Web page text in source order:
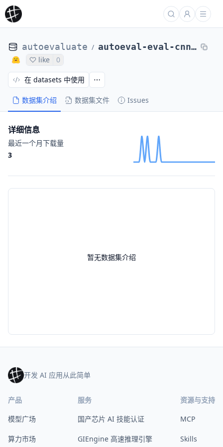
autoevaluate / autoeval-eval-cnn_dailymail-3.0.0-8cee52-28984144932
like 0
数据集介绍 数据集文件 Issues
在 datasets 中使用
暂无数据集介绍
详细信息
最近一个月下载量
3
开发 AI 应用从此简单
产品
模型广场
算力市场
服务
国产芯片 AI 技能认证
GIEngine 高速推理引擎
资源与支持
MCP
Skills